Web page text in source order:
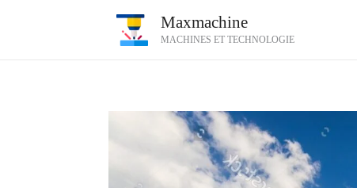
Maxmachine
MACHINES ET TECHNOLOGIE